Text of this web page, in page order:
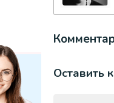
Оставить